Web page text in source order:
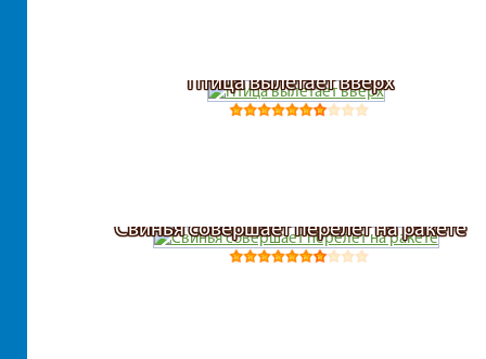
Птица вылетает вверх
Свинья совершает перелет на ракете